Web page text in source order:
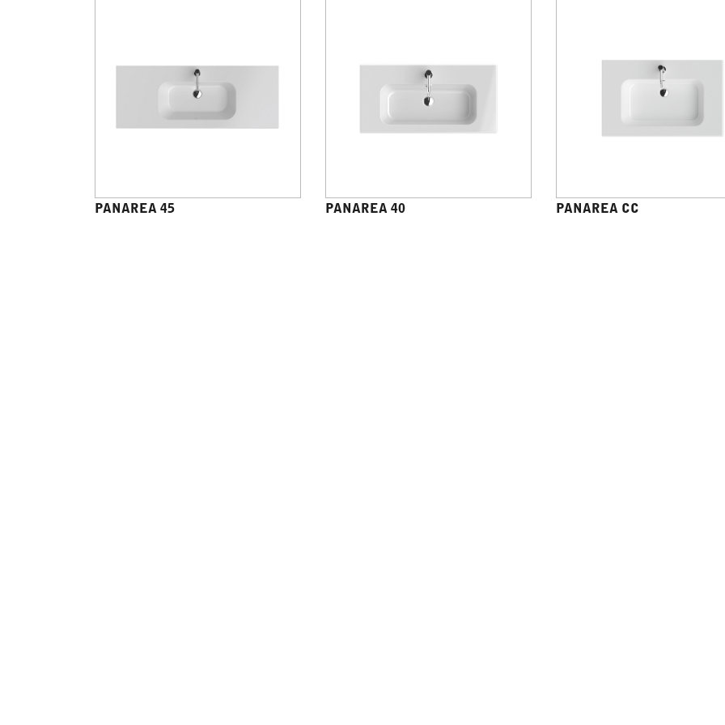
PANAREA 45 PANAREA 40 PANAREA CC